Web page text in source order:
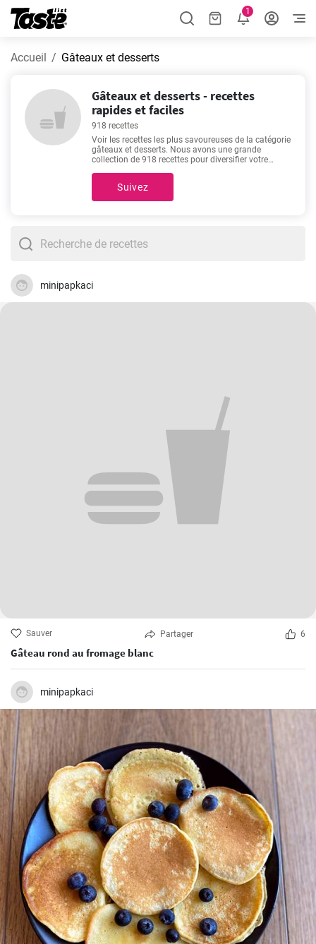
1
Accueil Gâteaux et desserts
Gâteaux et desserts - recettes
rapides et faciles
918 recettes
Voir les recettes les plus savoureuses de la catégorie
gâteaux et desserts. Nous avons une grande
collection de 918 recettes pour diversifier votre
Gateau au yaourt
Charlotte aux fraises meilleure recette
Suivez
minipapkaci
Sauver Partager 6
Gâteau rond au fromage blanc
minipapkaci